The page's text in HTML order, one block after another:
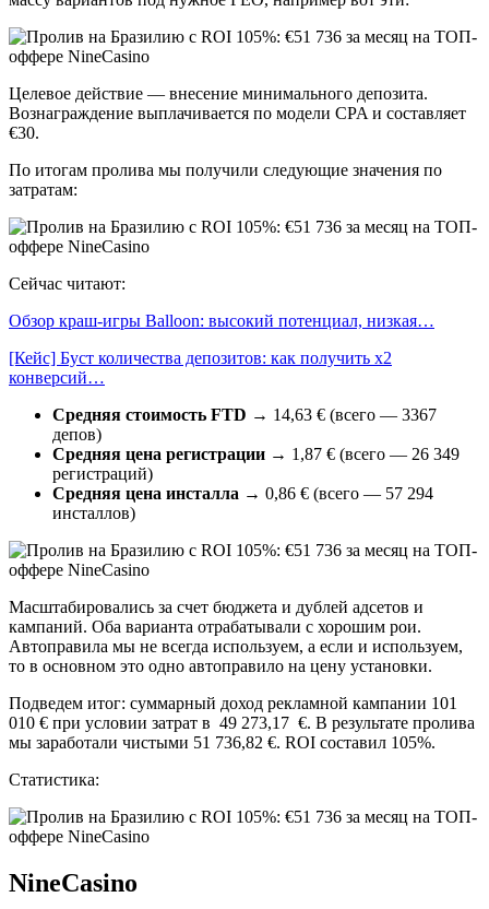
Целевое действие — внесение минимального депозита.
Вознаграждение выплачивается по модели CPA и составляет
€30.
По итогам пролива мы получили следующие значения по
затратам:
Сейчас читают:
Обзор краш-игры Balloon: высокий потенциал, низкая…
[Кейс] Буст количества депозитов: как получить х2
конверсий…
Средняя стоимость FTD → 14,63 € (всего — 3367
депов)
Средняя цена регистрации → 1,87 € (всего — 26 349
регистраций)
Средняя цена инсталла → 0,86 € (всего — 57 294
инсталлов)
Масштабировались за счет бюджета и дублей адсетов и
кампаний. Оба варианта отрабатывали с хорошим рои.
Автоправила мы не всегда используем, а если и используем,
то в основном это одно автоправило на цену установки.
Подведем итог: суммарный доход рекламной кампании 101
010 € при условии затрат в 49 273,17 €. В результате пролива
мы заработали чистыми 51 736,82 €. ROI составил 105%.
Статистика:
NineCasino